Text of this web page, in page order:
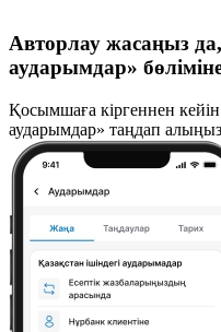
Авторлау жасаңыз
аударымдар» бөліміне
Қосымшаға кіргеннен
аударымдар» таңдап